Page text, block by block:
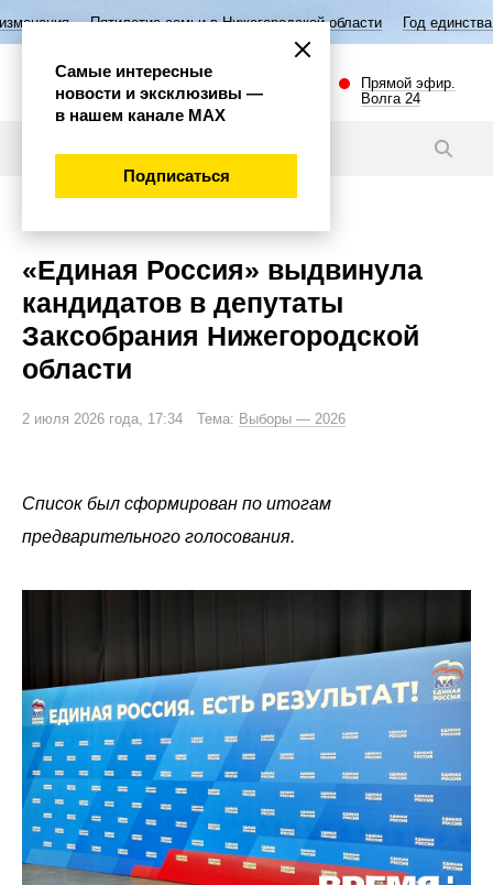
семьи в Нижегородской области Год единства народов России
Прямой эфир.
Волга 24
«Единая Россия» выдвинула
кандидатов в депутаты
Заксобрания Нижегородской
области
2 июля 2026 года, 17:34 Тема: Выборы — 2026
Список был сформирован по итогам
предварительного голосования.
Самые интересные
новости и эксклюзивы —
в нашем канале МАХ
Подписаться